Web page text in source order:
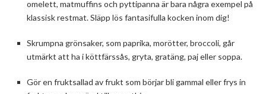
omelett, matmuffins och pyttipanna är bara några exempel på
klassisk restmat. Släpp lös fantasifulla kocken inom dig!
Skrumpna grönsaker, som paprika, morötter, broccoli, går
utmärkt att ha i köttfärssås, gryta, gratäng, paj eller soppa.
Gör en fruktsallad av frukt som börjar bli gammal eller frys in